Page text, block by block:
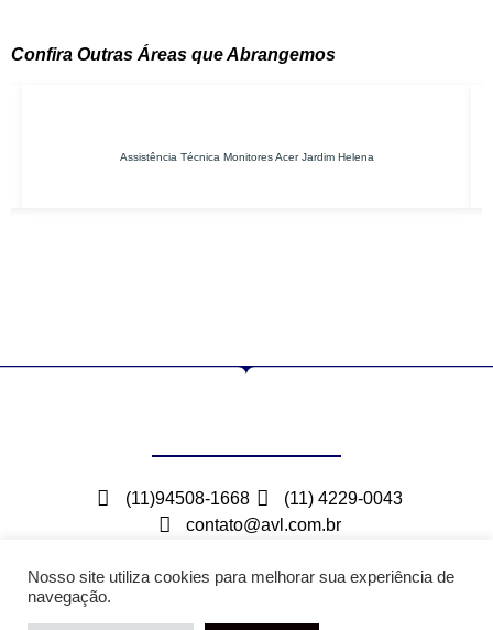
Confira Outras Áreas que Abrangemos
Assistência Técnica Monitores Acer Jardim Helena
(11)94508-1668
(11) 4229-0043
contato@avl.com.br
do Sul – SP
Nosso site utiliza cookies para melhorar sua experiência de
navegação.